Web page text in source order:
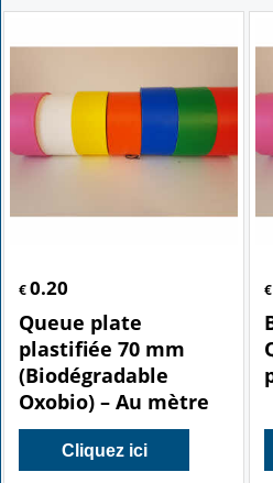
€ 0.20
Queue plate
plastifiée 70 mm
(Biodégradable
Oxobio) – Au mètre
Cliquez ici
€